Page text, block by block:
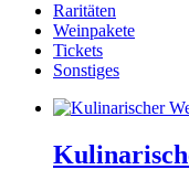
Raritäten
Weinpakete
Tickets
Sonstiges